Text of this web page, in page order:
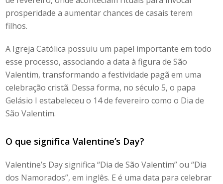
prosperidade a aumentar chances de casais terem
filhos.
A Igreja Católica possuiu um papel importante em todo
esse processo, associando a data à figura de São
Valentim, transformando a festividade pagã em uma
celebração cristã. Dessa forma, no século 5, o papa
Gelásio I estabeleceu o 14 de fevereiro como o Dia de
São Valentim.
O que significa Valentine’s Day?
Valentine’s Daysignifica “Dia de São Valentim” ou “Dia
dos Namorados”, em inglês. E é uma data para celebrar